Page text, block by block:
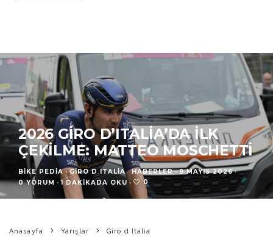
2026 GIRO D’ITALIA’DA İLK
ÇEKILME: MATTEO MOSCHETTI
BIKE PEDIA · GIRO D ITALIA HABERLER · 9 MAYIS 2026 ·
0 YORUM · 1 DAKIKADA OKU · 0
Anasayfa Yarışlar Giro d Italia